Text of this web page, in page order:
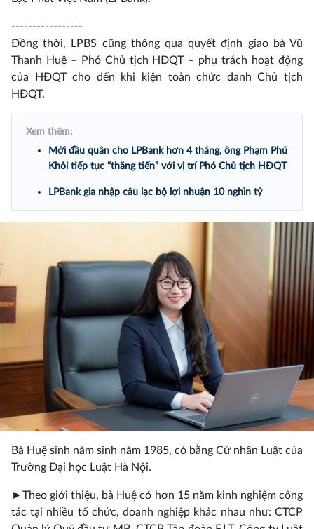
-----------------
Đồng thời, LPBS cũng thông qua quyết định giao bà Vũ
Thanh Huệ – Phó Chủ tịch HĐQT – phụ trách hoạt động
của HĐQT cho đến khi kiện toàn chức danh Chủ tịch
HĐQT.
Xem thêm:
Mới đầu quân cho LPBank hơn 4 tháng, ông Phạm Phú
Khôi tiếp tục “thăng tiến” với vị trí Phó Chủ tịch HĐQT
LPBank gia nhập câu lạc bộ lợi nhuận 10 nghìn tỷ
Bà Huệ sinh năm sinh năm 1985, có bằng Cử nhân Luật của
Trường Đại học Luật Hà Nội.
►Theo giới thiệu, bà Huệ có hơn 15 năm kinh nghiệm công
tác tại nhiều tổ chức, doanh nghiệp khác nhau như: CTCP